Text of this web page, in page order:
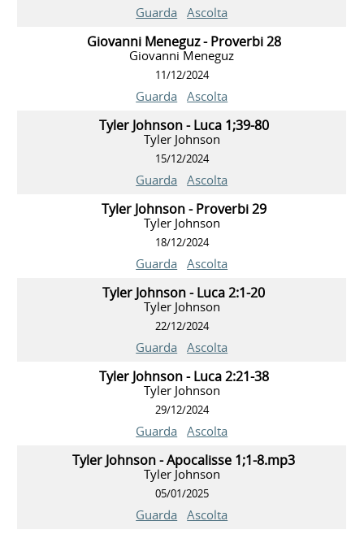
Guarda Ascolta
Giovanni Meneguz - Proverbi 28
Giovanni Meneguz
11/12/2024
Guarda Ascolta
Tyler Johnson - Luca 1;39-80
Tyler Johnson
15/12/2024
Guarda Ascolta
Tyler Johnson - Proverbi 29
Tyler Johnson
18/12/2024
Guarda Ascolta
Tyler Johnson - Luca 2:1-20
Tyler Johnson
22/12/2024
Guarda Ascolta
Tyler Johnson - Luca 2:21-38
Tyler Johnson
29/12/2024
Guarda Ascolta
Tyler Johnson - Apocalisse 1;1-8.mp3
Tyler Johnson
05/01/2025
Guarda Ascolta